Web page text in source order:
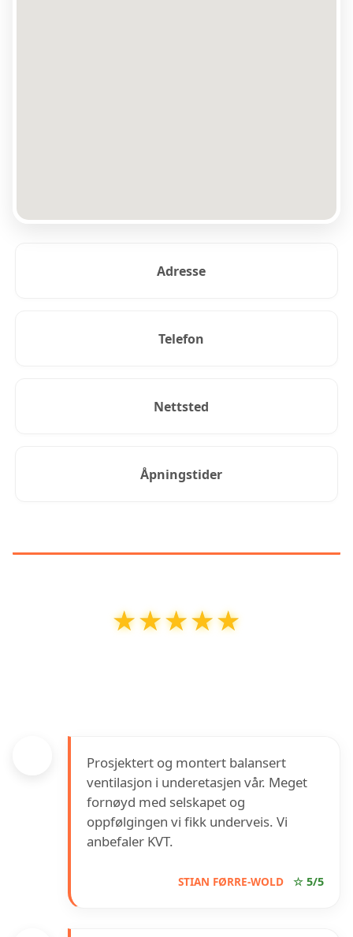
Adresse
Telefon
Nettsted
Åpningstider
★★★★★
★★★★★
Prosjektert og montert balansert
ventilasjon i underetasjen vår. Meget
fornøyd med selskapet og
oppfølgingen vi fikk underveis. Vi
anbefaler KVT.
STIAN FØRRE-WOLD ☆ 5/5